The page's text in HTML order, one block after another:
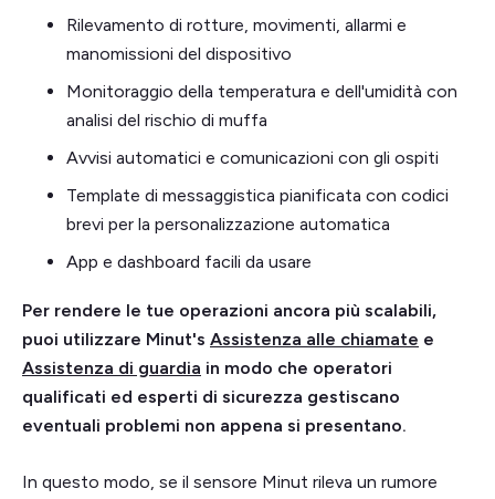
Rilevamento di rotture, movimenti, allarmi e
manomissioni del dispositivo
Monitoraggio della temperatura e dell'umidità con
analisi del rischio di muffa
Avvisi automatici e comunicazioni con gli ospiti
Template di messaggistica pianificata con codici
brevi per la personalizzazione automatica
App e dashboard facili da usare
Per rendere le tue operazioni ancora più scalabili,
puoi utilizzare Minut's Assistenza alle chiamate e
Assistenza di guardia in modo che operatori
qualificati ed esperti di sicurezza gestiscano
eventuali problemi non appena si presentano.
In questo modo, se il sensore Minut rileva un rumore